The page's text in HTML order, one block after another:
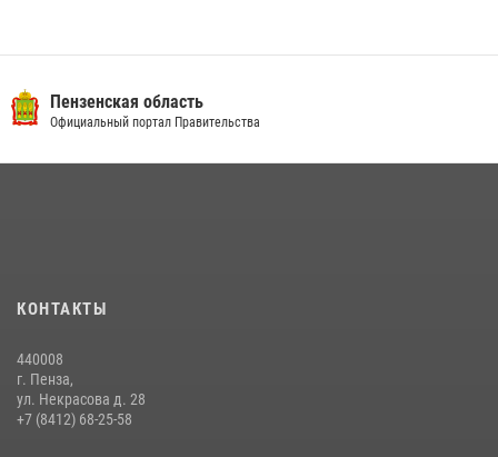
Пензенская область
Официальный портал Правительства
КОНТАКТЫ
440008
г. Пенза,
ул. Некрасова д. 28
+7 (8412) 68-25-58